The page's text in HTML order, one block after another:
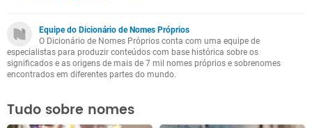
Outro
Equipe do Dicionário de Nomes Próprios
O Dicionário de Nomes Próprios conta com uma equipe de
especialistas para produzir conteúdos com base histórica sobre os
significados e as origens de mais de 7 mil nomes próprios e sobrenomes
encontrados em diferentes partes do mundo.
Tudo sobre nomes